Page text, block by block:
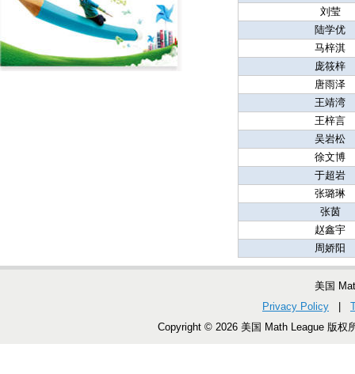
刘莹
陆学优
马梓淇
庞筱梓
唐雨泽
王靖湾
王梓言
吴岩松
徐文博
于超岩
张璐琳
张茵
赵鑫宇
周娇阳
美国
Privacy Policy
Copyright © 2026 美国 Math League 版